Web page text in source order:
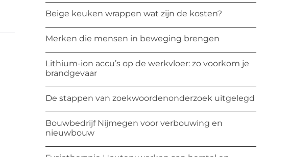
Beige keuken wrappen wat zijn de kosten?
Merken die mensen in beweging brengen
Lithium-ion accu’s op de werkvloer: zo voorkom je
brandgevaar
De stappen van zoekwoordenonderzoek uitgelegd
Bouwbedrijf Nijmegen voor verbouwing en
nieuwbouw